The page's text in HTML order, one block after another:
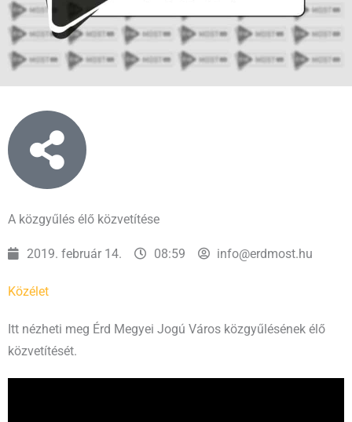
A közgyűlés élő közvetítése
2019. február 14. 08:59 info@erdmost.hu
Közélet
Itt nézheti meg Érd Megyei Jogú Város közgyűlésének élő
közvetítését.